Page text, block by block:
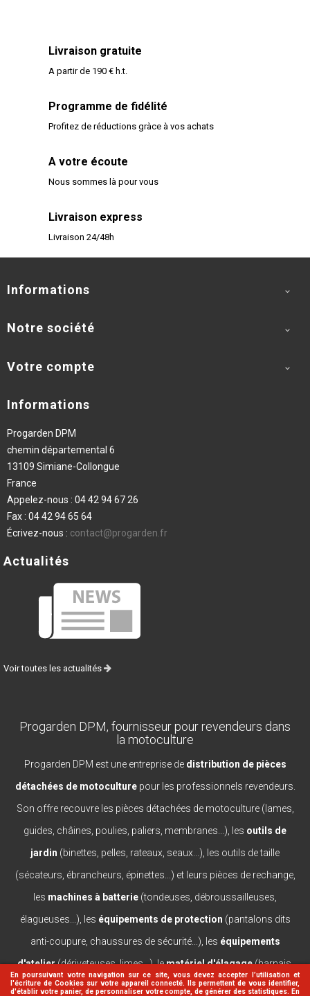
En poursuivant votre navigation sur ce site, vous devez accepter l’utilisation et
l'écriture de Cookies sur votre appareil connecté. Ils permettent de vous identifier,
d'établir votre panier, de personnaliser votre compte, de générer des statistiques. En
Livraison gratuite
A partir de 190 € h.t.
Programme de fidélité
Profitez de réductions gràce à vos achats
A votre écoute
Nous sommes là pour vous
Livraison express
Livraison 24/48h
Informations 
Notre société 
Votre compte 
Informations
Progarden DPM
chemin départemental 6
13109 Simiane-Collongue
France
Appelez-nous : 04 42 94 67 26
Fax : 04 42 94 65 64
Écrivez-nous : contact@progarden.fr
Actualités
Voir toutes les actualités
Progarden DPM, fournisseur pour revendeurs dans
la motoculture
Progarden DPM est une entreprise de distribution de pièces
détachées de motoculturepour les professionnels revendeurs.
Son offre recouvre les pièces détachées de motoculture (lames,
guides, châines, poulies, paliers, membranes...), les outils de
jardin (binettes, pelles, rateaux, seaux...), les outils de taille
(sécateurs, ébrancheurs, épinettes...) et leurs pièces de rechange,
les machines à batterie (tondeuses, débroussailleuses,
élagueuses...), les équipements de protection (pantalons dits
anti-coupure, chaussures de sécurité...), les équipements
d'atelier(dériveteuses, limes...), lematériel d'élagage(harnais,
casques, lanceurs...).